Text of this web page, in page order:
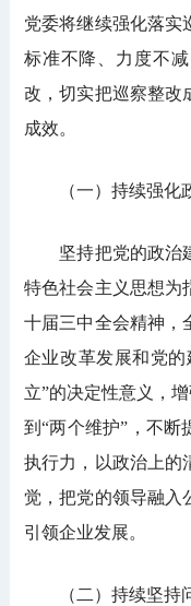
党委将继续强化落实
标准不降、力度不
改，切实把巡察整改
成效。
（一）持续强化政
坚持把党的政治建
特色社会主义思想为
十届三中全会精神，
企业改革发展和党
立”的决定性意义，
到“两个维护”，不断
执行力，以政治上的
觉，把党的领导融入
引领企业发展。
（二）持续坚持问